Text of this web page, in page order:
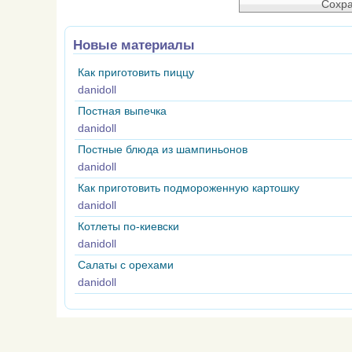
Новые материалы
Как приготовить пиццу
danidoll
Постная выпечка
danidoll
Постные блюда из шампиньонов
danidoll
Как приготовить подмороженную картошку
danidoll
Котлеты по-киевски
danidoll
Салаты с орехами
danidoll